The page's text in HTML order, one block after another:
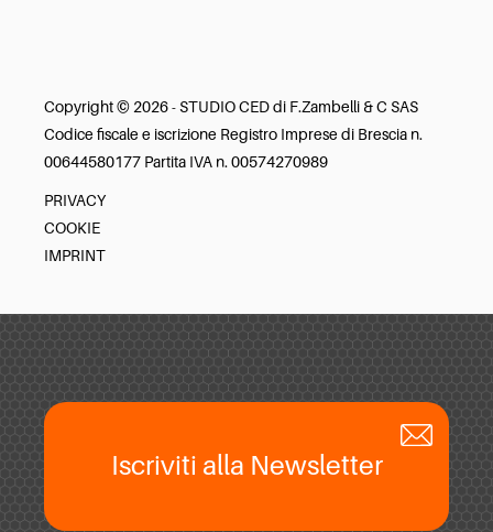
Copyright © 2026 - STUDIO CED di F.Zambelli & C SAS
Codice fiscale e iscrizione Registro Imprese di Brescia n.
00644580177 Partita IVA n. 00574270989
PRIVACY
COOKIE
IMPRINT
Iscriviti alla Newsletter